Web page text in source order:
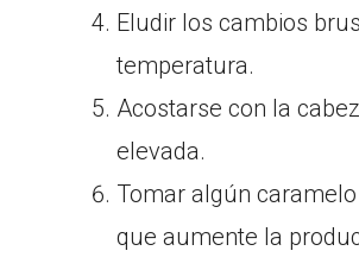
Eludir los cambios
temperatura.
Acostarse con la
elevada.
Tomar algún
que aumente la